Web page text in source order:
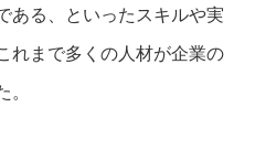
ある、といったスキルや実
れまで多くの人材が企業の
。